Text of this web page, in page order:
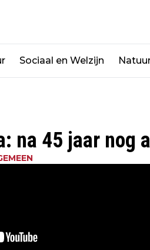
Sociaal en Welzijn
na 45 jaar nog